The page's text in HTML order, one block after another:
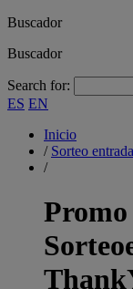
Buscador
Buscador
Search for:
ES EN
Inicio
/ Sorteo
/
Promo